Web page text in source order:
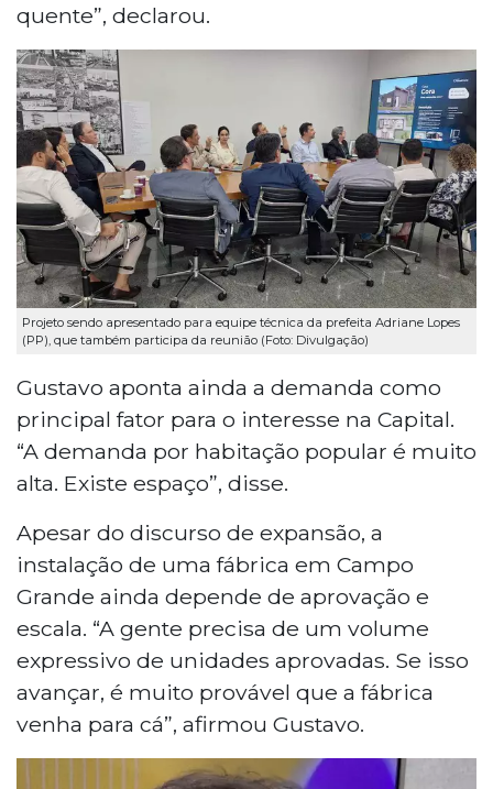
quente”, declarou.
Projeto sendo apresentado para equipe técnica da prefeita Adriane Lopes
(PP), que também participa da reunião (Foto: Divulgação)
Gustavo aponta ainda a demanda como
principal fator para o interesse na Capital.
“A demanda por habitação popular é muito
alta. Existe espaço”, disse.
Apesar do discurso de expansão, a
instalação de uma fábrica em Campo
Grande ainda depende de aprovação e
escala. “A gente precisa de um volume
expressivo de unidades aprovadas. Se isso
avançar, é muito provável que a fábrica
venha para cá”, afirmou Gustavo.